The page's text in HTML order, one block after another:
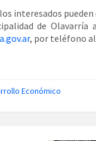
interesados
de Olavarría
, por teléfono al
Económico